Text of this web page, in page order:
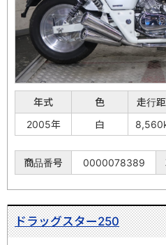
年式 色 走行
2005年
白
商品番号 0000078389
ドラッグスター250